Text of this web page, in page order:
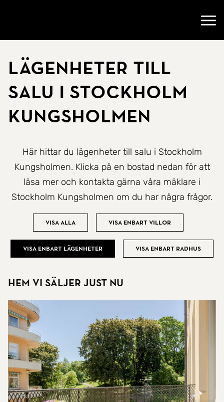
Lägenheter till
salu i Stockholm
Kungsholmen
Här hittar du lägenheter till salu i Stockholm
Kungsholmen. Klicka på en bostad nedan för att
läsa mer och kontakta gärna våra mäklare i
Stockholm Kungsholmen om du har några frågor.
Visa alla Visa enbart villor
Visa enbart lägenheter Visa enbart radhus
Hem vi säljer just nu